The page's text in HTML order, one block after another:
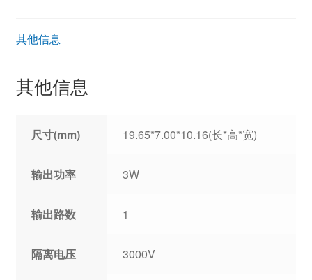
其他信息
其他信息
尺寸(mm) 19.65*7.00*10.16(长*高*宽)
输出功率 3W
输出路数 1
隔离电压 3000V